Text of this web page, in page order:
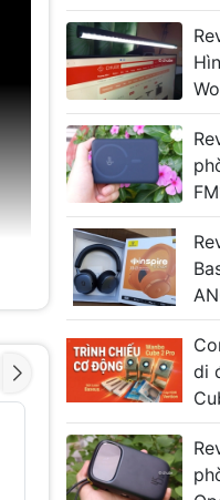
by
di
- 32%
Kẹp treo
Baseus
Vehicle
clip